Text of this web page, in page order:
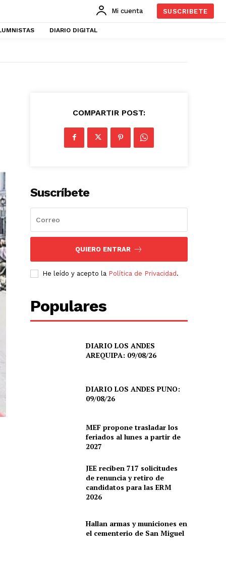
Mi cuenta SUSCRIBETE
DIARIO DIGITAL
COMPARTIR POST:
Suscríbete
QUIERO ENTRAR
He leído y acepto la Política de Privacidad .
Populares
DIARIO LOS ANDES
AREQUIPA: 09/08/26
DIARIO LOS ANDES PUNO:
09/08/26
MEF propone trasladar los
feriados al lunes a partir de
2027
JEE reciben 717 solicitudes
de renuncia y retiro de
candidatos para las ERM
2026
Hallan armas y municiones en
el cementerio de San Miguel